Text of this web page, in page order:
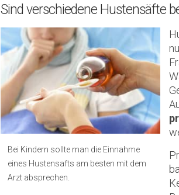
Sind verschiedene Hustensäfte
Bei Kindern sollte man die Einnahme
eines Hustensafts am besten mit dem
Arzt absprechen.